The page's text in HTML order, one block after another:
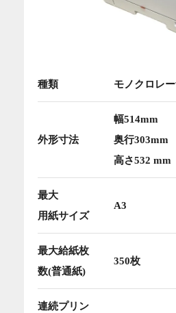
種類 モノクロレ
外形寸法
幅514mm
奥行303mm
高さ532 mm
最大
用紙サイズ
A3
最大給紙枚
数(普通紙)
350枚
連続プリン